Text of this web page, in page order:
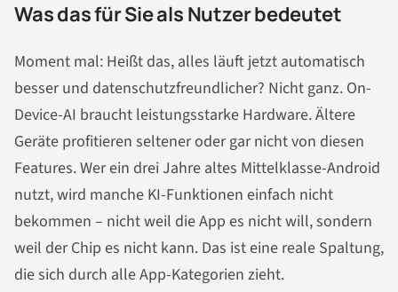
Was das für Sie als Nutzer bedeutet
Moment mal: Heißt das, alles läuft jetzt automatisch
besser und datenschutzfreundlicher? Nicht ganz. On-
Device-AI braucht leistungsstarke Hardware. Ältere
Geräte profitieren seltener oder gar nicht von diesen
Features. Wer ein drei Jahre altes Mittelklasse-Android
nutzt, wird manche KI-Funktionen einfach nicht
bekommen – nicht weil die App es nicht will, sondern
weil der Chip es nicht kann. Das ist eine reale Spaltung,
die sich durch alle App-Kategorien zieht.